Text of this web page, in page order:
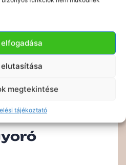
megtekintése
tájékoztató